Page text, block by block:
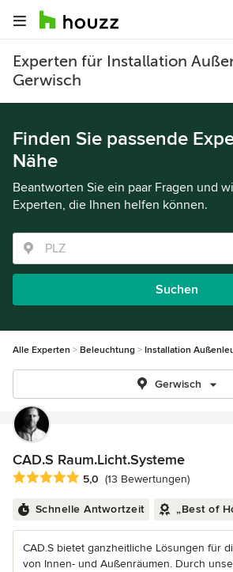
Experten für Installation
Gerwisch
Finden Sie passende
Nähe
Beantworten Sie ein paar Fragen und
Experten, die Ihnen helfen können.
Suchen
Alle Experten Beleuchtung Installation
Gerwisch
CAD.S Raum.Licht.Systeme
Durchschnittliche Bewertung: 5 von 5
5,0 (13 Bewertungen)
Schnelle Antwortzeit „Best of
CAD.S bietet ganzheitliche Lösungen für
von Innen- und Außenräumen. Durch